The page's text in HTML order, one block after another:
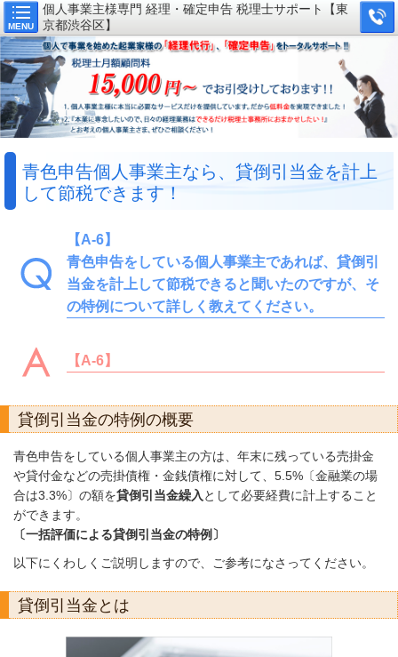
MENU
個人事業主様専門 経理・確定申告 税理士サポート【東
京都渋谷区】
青色申告個人事業主なら、貸倒引当金を計上
して節税できます！
【A-6】
青色申告をしている個人事業主であれば、貸倒引
当金を計上して節税できると聞いたのですが、そ
の特例について詳しく教えてください。
【A-6】
貸倒引当金の特例の概要
青色申告をしている個人事業主の方は、年末に残っている売掛金
や貸付金などの売掛債権・金銭債権に対して、5.5%〔金融業の場
合は3.3%〕の額を貸倒引当金繰入として必要経費に計上すること
ができます。
〔一括評価による貸倒引当金の特例〕
以下にくわしくご説明しますので、ご参考になさってください。
貸倒引当金とは